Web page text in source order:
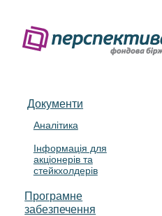
Документи
Аналітика
Інформація для
акціонерів та
стейкхолдерів
Програмне
забезпечення